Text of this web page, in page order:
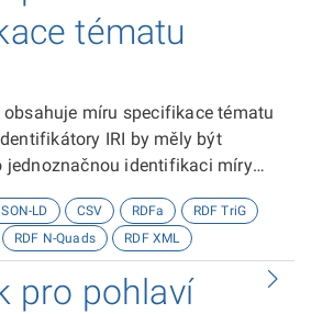
tématu
míru specifikace tématu
IRI by měly být
jednoznačnou identifikaci míry
LD CSV RDFa
RDF TriG
RDF N-Quads RDF XML
pro pohlaví